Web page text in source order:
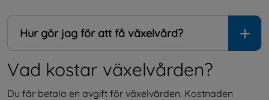
Hur gör jag för att få växelvård?
Vad kostar växelvården?
Du får betala en avgift för växelvården. Kostnaden